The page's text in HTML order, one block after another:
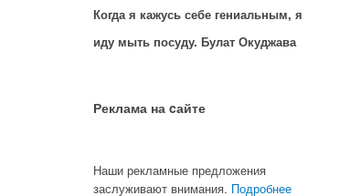
Когда я кажусь себе гениальным, я
иду мыть посуду. Булат Окуджава
Реклама на cайте
Наши рекламные предложения
заслуживают внимания. Подробнее